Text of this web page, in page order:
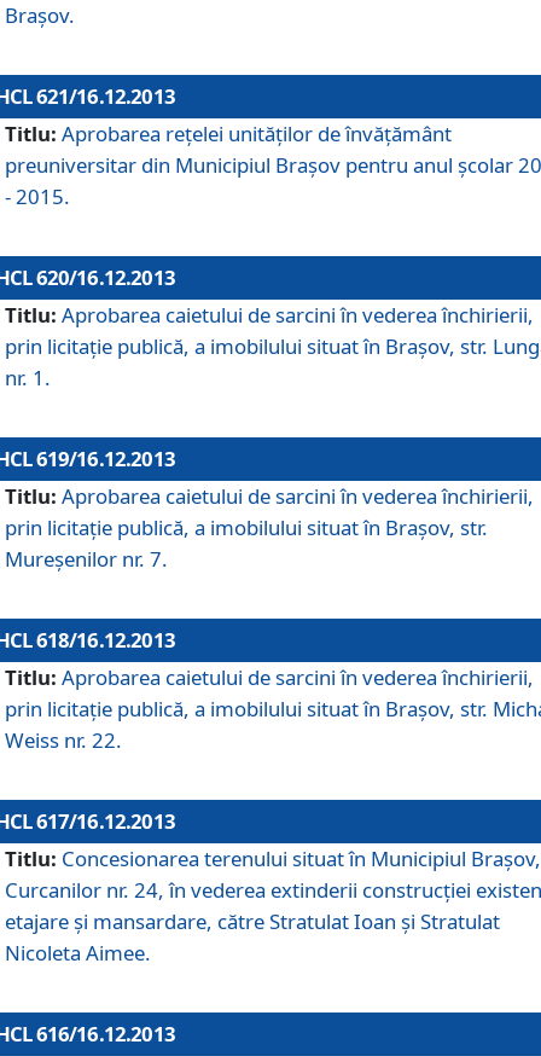
Braşov.
621/16.12.2013
Titlu: Aprobarea reţelei unităţilor de învăţământ
preuniversitar din Municipiul Braşov pentru anul şcolar
- 2015.
620/16.12.2013
Titlu: Aprobarea caietului de sarcini în vederea închirierii,
prin licitaţie publică, a imobilului situat în Braşov, str.
nr. 1.
619/16.12.2013
Titlu: Aprobarea caietului de sarcini în vederea închirierii,
prin licitaţie publică, a imobilului situat în Braşov, str.
Mureşenilor nr. 7.
618/16.12.2013
Titlu: Aprobarea caietului de sarcini în vederea închirierii,
prin licitaţie publică, a imobilului situat în Braşov, str.
Weiss nr. 22.
617/16.12.2013
Titlu: Concesionarea terenului situat în Municipiul
Curcanilor nr. 24, în vederea extinderii construcţiei
etajare şi mansardare, către Stratulat Ioan şi Stratulat
Nicoleta Aimee.
616/16.12.2013